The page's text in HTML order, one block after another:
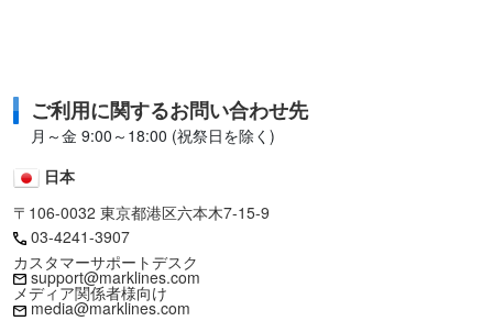
ご利用に関するお問い合わせ先
月～金 9:00～18:00 (祝祭日を除く)
日本
〒106-0032 東京都港区六本木7-15-9
03-4241-3907
カスタマーサポートデスク
support@marklines.com
メディア関係者様向け
media@marklines.com